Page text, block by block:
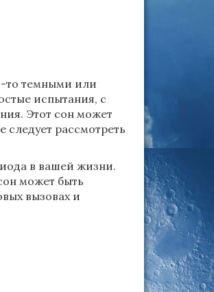
то темными или
испытания, с
Этот сон может
следует рассмотреть
в вашей жизни.
может быть
вызовах и